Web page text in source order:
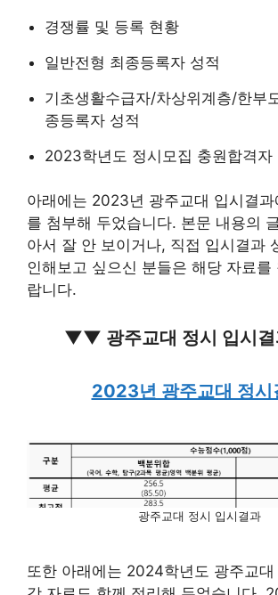
경쟁률 및 등록 현황
일반전형 최종등록자 성적
기초생활수급자/차상위계층/한부
종등록자 성적
2023학년도 정시모집 충원합격자
아래에는 2023년 광주교대 입시결
를 첨부해 두었습니다. 본문 내용의
아서 잘 안 보이거나, 직접 입시결과
인해보고 싶으신 분들은 해당 자료를
랍니다.
▼▼ 광주교대 정시 입시
2023년 광주교대 정시
광주교대 정시 입시결과
또한 아래에는 2024학년도 광주교